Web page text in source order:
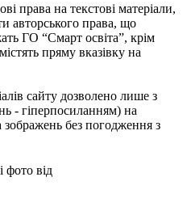
права на текстові матеріали,
авторського права, що
ГО “Смарт освіта”, крім
пряму вказівку на
сайту дозволено лише з
- гіперпосиланням) на
без погодження з
фото від